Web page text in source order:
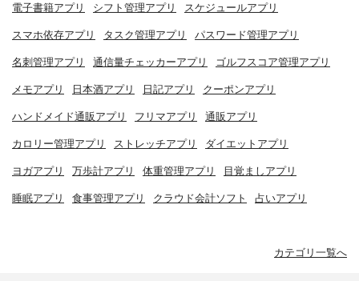
電子書籍アプリ シフト管理アプリ スケジュールアプリ
スマホ依存アプリ タスク管理アプリ パスワード管理アプリ
名刺管理アプリ 通信量チェッカーアプリ ゴルフスコア管理アプリ
メモアプリ 日本酒アプリ 日記アプリ クーポンアプリ
ハンドメイド通販アプリ フリマアプリ 通販アプリ
カロリー管理アプリ ストレッチアプリ ダイエットアプリ
ヨガアプリ 万歩計アプリ 体重管理アプリ 目覚ましアプリ
睡眠アプリ 食事管理アプリ クラウド会計ソフト 占いアプリ
カテゴリ一覧へ